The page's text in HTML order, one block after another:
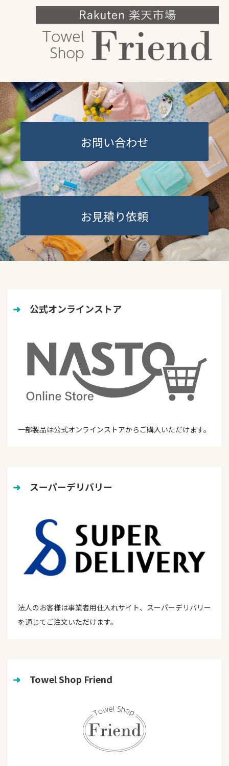
お問い合わせ
お見積り依頼
➜ 公式オンラインストア
一部製品は公式オンラインストアからご購入いただけます。
➜ スーパーデリバリー
法人のお客様は事業者用仕入れサイト、スーパーデリバリー
を通じてご注文いただけます。
➜ Towel Shop Friend